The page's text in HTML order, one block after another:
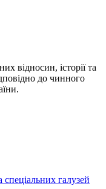
відносин, історії та
до чинного
спеціальних галузей